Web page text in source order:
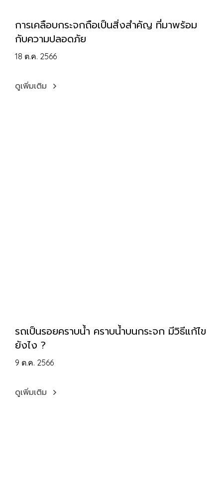
การเคลือบกระจกถือเป็นสิ่งสำคัญ ที่มาพร้อม
กับความปลอดภัย
18 ต.ค. 2566
ดูเพิ่มเติม
รถเป็นรอยคราบน้ำ คราบน้ำบนกระจก มีวิธีแก้ไข
ยังไง ?
9 ต.ค. 2566
ดูเพิ่มเติม